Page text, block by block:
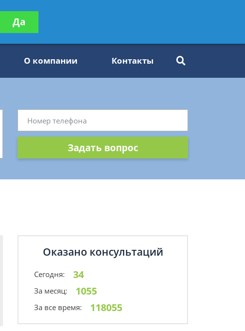
бесплатно
О компании Контакты
Задать вопрос
Оказано консультаций
Сегодня: 34
За месяц: 1055
За все время: 118055
Да